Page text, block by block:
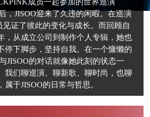
成员一起参加的世界巡演
，JISOO迎来了久违的闲暇。在巡演
见证了彼此的变化与成长。而回顾自
，从成立公司到制作个人专辑，她也
停下脚步，坚持自我。在一个慵懒的
JISOO的对话就像她此刻的状态一
我们聊巡演、聊新歌、聊时尚，也聊
于JISOO的日常与哲思。